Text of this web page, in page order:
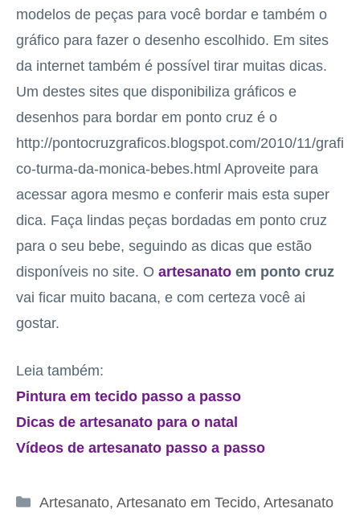
modelos de peças para você bordar e também o
gráfico para fazer o desenho escolhido. Em sites
da internet também é possível tirar muitas dicas.
Um destes sites que disponibiliza gráficos e
desenhos para bordar em ponto cruz é o
http://pontocruzgraficos.blogspot.com/2010/11/grafi
co-turma-da-monica-bebes.html Aproveite para
acessar agora mesmo e conferir mais esta super
dica. Faça lindas peças bordadas em ponto cruz
para o seu bebe, seguindo as dicas que estão
disponíveis no site. O artesanato em ponto cruz
vai ficar muito bacana, e com certeza você ai
gostar.
Leia também:
Pintura em tecido passo a passo
Dicas de artesanato para o natal
Vídeos de artesanato passo a passo
Categorias
Artesanato, Artesanato em Tecido, Artesanato